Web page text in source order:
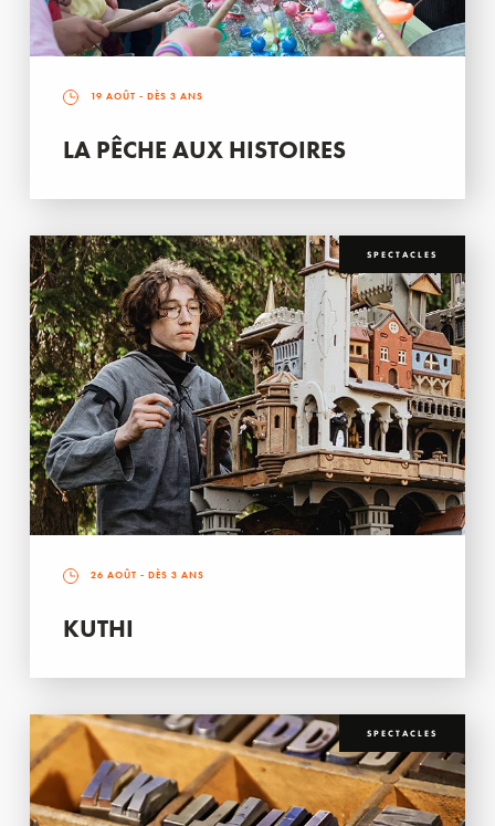
19 AOÛT - DÈS 3 ANS
LA PÊCHE AUX HISTOIRES
SPECTACLES
26 AOÛT - DÈS 3 ANS
KUTHI
SPECTACLES